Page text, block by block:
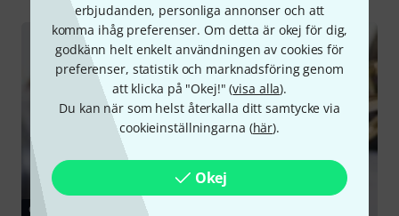
erbjudanden, personliga annonser och att
komma ihåg preferenser. Om detta är okej för dig,
godkänn helt enkelt användningen av cookies för
preferenser, statistik och marknadsföring genom
att klicka på "Okej!" (visa alla).
Du kan när som helst återkalla ditt samtycke via
cookieinställningarna (här).
Okej
GUIDE